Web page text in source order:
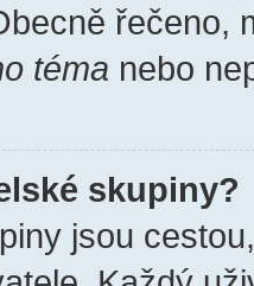
řečeno,
téma nebo
skupiny?
jsou